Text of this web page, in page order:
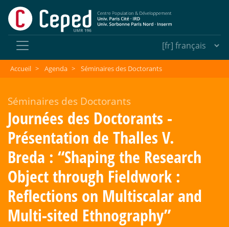
Accueil > Agenda > Séminaires des Doctorants
Séminaires des Doctorants
Journées des Doctorants -
Présentation de Thalles V.
Breda : “Shaping the Research
Object through Fieldwork :
Reflections on Multiscalar and
Multi-sited Ethnography”